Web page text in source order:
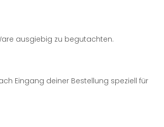
ausgiebig zu begutachten.
Eingang deiner Bestellung speziell für